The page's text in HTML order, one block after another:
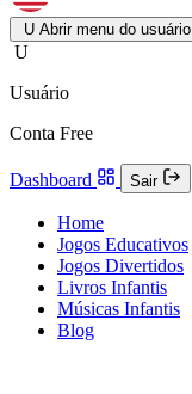
U Abrir menu do usuário
U
Usuário
Conta Free
Dashboard Sair
Home
Jogos Educativos
Jogos Divertidos
Livros Infantis
Músicas Infantis
Blog